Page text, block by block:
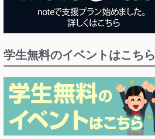
学生無料のイベントはこちら